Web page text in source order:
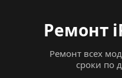
Ремонт
Ремонт всех
сроки по